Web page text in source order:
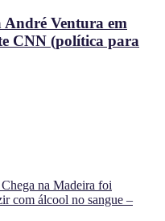
André Ventura em
CNN (política para
na Madeira foi
com álcool no sangue –